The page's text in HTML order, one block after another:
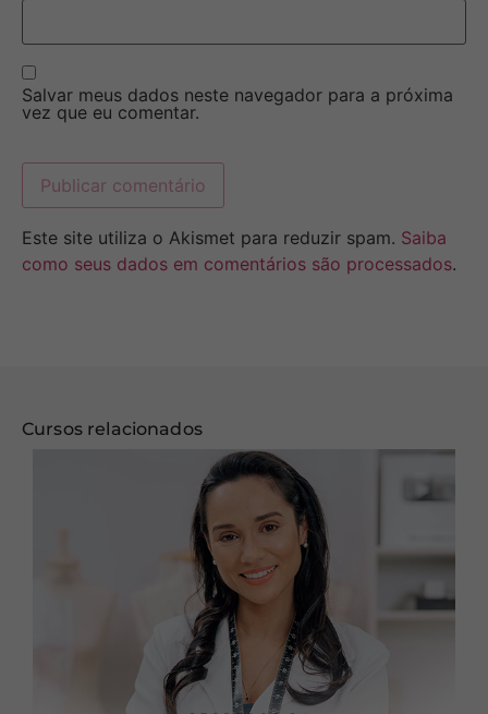
Salvar meus dados neste navegador para a próxima
vez que eu comentar.
Este site utiliza o Akismet para reduzir spam. Saiba
como seus dados em comentários são processados.
Cursos relacionados